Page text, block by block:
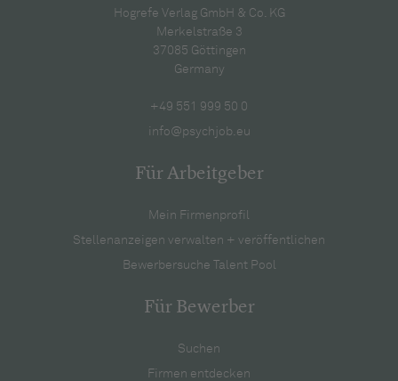
Hogrefe Verlag GmbH & Co. KG
Merkelstraße 3
37085 Göttingen
Germany
+49 551 999 50 0
info@psychjob.eu
Für Arbeitgeber
Mein Firmenprofil
Stellenanzeigen verwalten + veröffentlichen
Bewerbersuche Talent Pool
Für Bewerber
Suchen
Firmen entdecken